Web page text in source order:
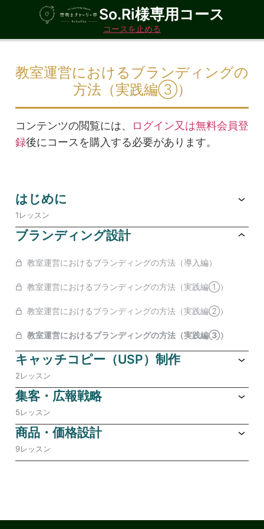
So.Ri様専用コース
コースを止める
教室運営におけるブランディングの
方法（実践編③）
コンテンツの閲覧には、
ログイン又は無料会員登
録後にコースを購入する必要があります。
はじめに
1レッスン
ブランディング設計
教室運営におけるブランディングの方法（導入編）
教室運営におけるブランディングの方法（実践編①）
教室運営におけるブランディングの方法（実践編②）
教室運営におけるブランディングの方法（実践編③）
キャッチコピー（USP）制作
2レッスン
集客・広報戦略
5レッスン
商品・価格設計
9レッスン